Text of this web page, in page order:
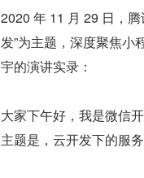
2020 年 11 月 29 日，
发”为主题，深度聚焦小
宇的演讲实录：
大家下午好，我是微信
主题是，云开发下的服